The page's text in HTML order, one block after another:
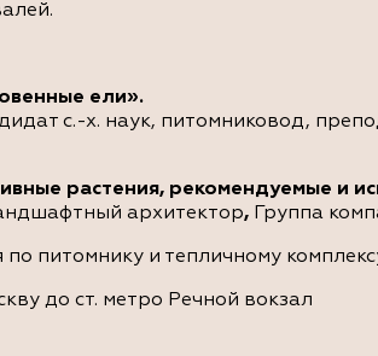
ели».
с.-х. наук, питомниковод,
растения, рекомендуемые и
архитектор, Группа
по питомнику и тепличному
до ст. метро Речной вокзал